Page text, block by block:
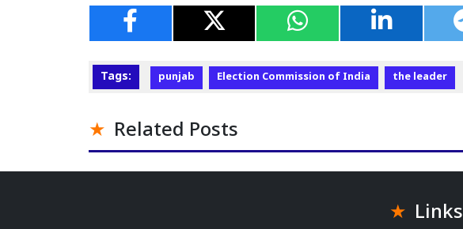
Tags: punjab Election Commission of India the leader
Related Posts
Links